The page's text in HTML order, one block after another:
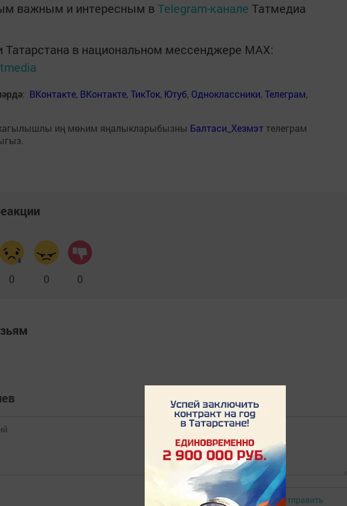
важным и интересным в Telegram-канале Татмедиа
Татарстана в национальном мессенджере MАХ:
: ВКонтакте, ВКонтакте,ТикТок, Ютуб, Одноклассники,Телеграм,
иң мөһим яңалыкларыбызны Балтаси_Хезмэт телеграм
0 0 0
Авторизоваться Отправить